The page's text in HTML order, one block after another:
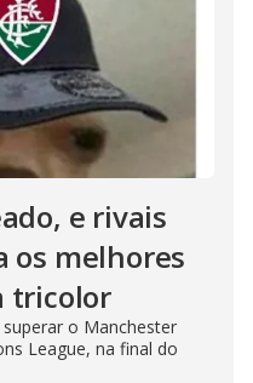
e rivais
os melhores
tricolor
o Manchester
League, na final do